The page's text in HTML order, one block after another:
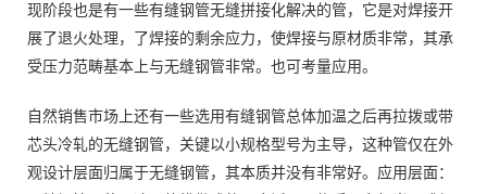
现阶段也是有一些有缝钢管无缝拼接化解决的管，它是对焊接开
展了退火处理，了焊接的剩余应力，使焊接与原材质非常，其承
受压力范畴基本上与无缝钢管非常。也可考量应用。
自然销售市场上还有一些选用有缝钢管总体加温之后再拉拨或带
芯头冷轧的无缝钢管，关键以小规格型号为主导，这种管仅在外
观设计层面归属于无缝钢管，其本质并没有非常好。应用层面：